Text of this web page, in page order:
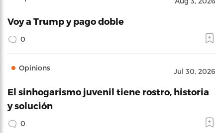
Voy a Trump y pago doble
0
Opinions Jul 30, 2026
El sinhogarismo juvenil tiene rostro, historia
y solución
0